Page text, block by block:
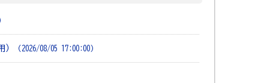
（2026/08/05 17:00:00）